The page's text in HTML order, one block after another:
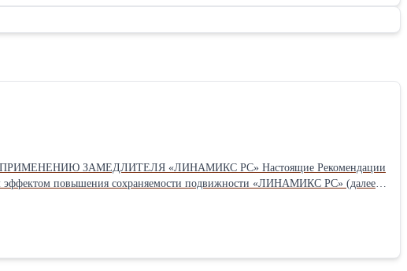
ПРИМЕНЕНИЮ ЗАМЕДЛИТЕЛЯ «ЛИНАМИКС РС» Настоящие Рекомендации
эффектом повышения сохраняемости подвижности «ЛИНАМИКС РС» (далее
трех типов. Предпочтительность использования конкретного типа
По своим потребительским свойствам добавка «ЛИНАМИКС РС»
бетонной смеси. Добавка «ЛИНАМИКС РС» представляет собой составы
Рациональной областью применения добавки «ЛИНАМИКС РС»
РС совместно с пластифицирующими добавками на любой основе.